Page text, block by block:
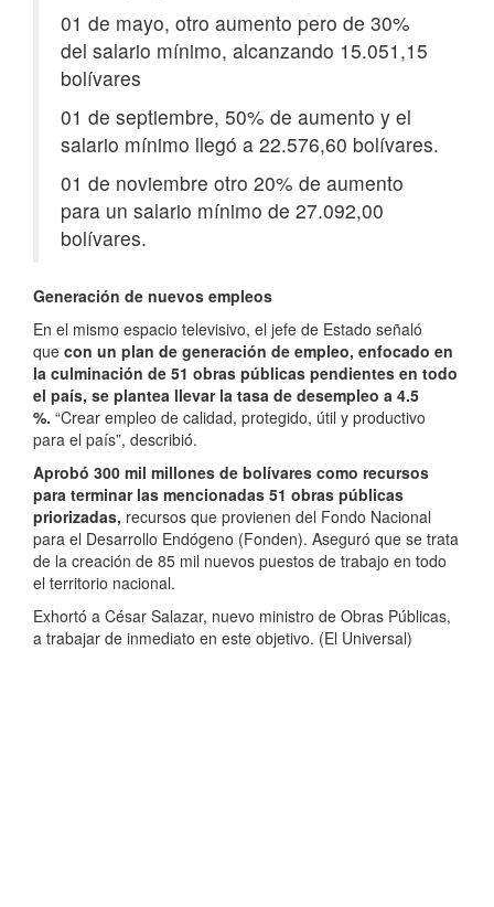
01 de mayo, otro aumento pero de 30%
del salario mínimo, alcanzando 15.051,15
bolívares
01 de septiembre, 50% de aumento y el
salario mínimo llegó a 22.576,60 bolívares.
01 de noviembre otro 20% de aumento
para un salario mínimo de 27.092,00
bolívares.
Generación de nuevos empleos
En el mismo espacio televisivo, el jefe de Estado señaló
que con un plan de generación de empleo, enfocado en
la culminación de 51 obras públicas pendientes en todo
el país, se plantea llevar la tasa de desempleo a 4.5
%. “Crear empleo de calidad, protegido, útil y productivo
para el país”, describió.
Aprobó 300 mil millones de bolívares como recursos
para terminar las mencionadas 51 obras públicas
priorizadas, recursos que provienen del Fondo Nacional
para el Desarrollo Endógeno (Fonden). Aseguró que se trata
de la creación de 85 mil nuevos puestos de trabajo en todo
el territorio nacional.
Exhortó a César Salazar, nuevo ministro de Obras Públicas,
a trabajar de inmediato en este objetivo. (El Universal)